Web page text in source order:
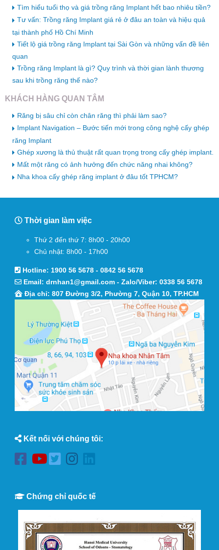
Tìm hiểu tuổi thọ và giá trồng răng Implant hết bao nhiêu tiền?
Tư vấn: Trồng răng Implant giá rẻ ở đâu an toàn và hiệu quả
tại thành phố Hồ Chí Minh
Tiết lộ giá trồng răng Implant tại Sài Gòn và những vấn đề liên
quan
Trồng răng Implant là gì? Quy trình và thời gian lành thương
sau khi trồng răng thế nào?
KHÁCH HÀNG QUAN TÂM
Răng bị sâu chỉ còn chân răng thì phải làm sao?
Implant Navigation – Bước tiến mới trong công nghệ cấy ghép
răng Implant
Ghép xương là thủ thuật rất quan trọng trong cấy ghép implant.
Mất một răng có ảnh hưởng đến chức năng nhai không?
Nha khoa cấy ghép răng implant ở đâu tốt TPHCM?
Thời gian làm việc
Thứ 2 đến thứ 7: 8h00 - 20h00
Chủ nhật: 8h00 - 17h00
Hotline: 1900 56 5678 - 0842 56 5678
Email: drnhan1@gmail.com - Zalo/Viber: 0338 56 5678
Địa chỉ: 807 Đường 3/2, Phường 7, Quận 10, TP.HCM
Kết nối với chúng tôi:
Chứng chỉ quốc tế